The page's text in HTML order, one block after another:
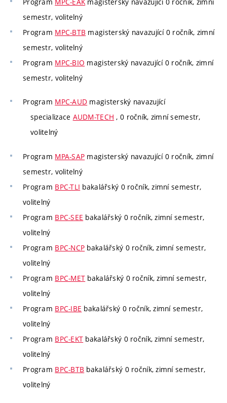
semestr, volitelný
Program MPC-BTB magisterský navazující 0 ročník, zimní
semestr, volitelný
Program MPC-BIO magisterský navazující 0 ročník, zimní
semestr, volitelný
Program MPC-AUD magisterský navazující
specializace AUDM-TECH , 0 ročník, zimní semestr,
volitelný
Program MPA-SAP magisterský navazující 0 ročník, zimní
semestr, volitelný
Program BPC-TLI bakalářský 0 ročník, zimní semestr,
volitelný
Program BPC-SEE bakalářský 0 ročník, zimní semestr,
volitelný
Program BPC-NCP bakalářský 0 ročník, zimní semestr,
volitelný
Program BPC-MET bakalářský 0 ročník, zimní semestr,
volitelný
Program BPC-IBE bakalářský 0 ročník, zimní semestr,
volitelný
Program BPC-EKT bakalářský 0 ročník, zimní semestr,
volitelný
Program BPC-BTB bakalářský 0 ročník, zimní semestr,
volitelný